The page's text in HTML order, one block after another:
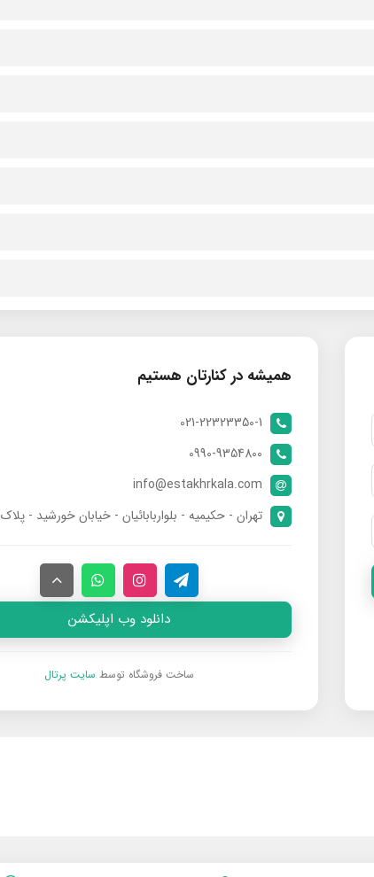
همیشه در کنارتان هستیم
021-22323350-1
0990-9354800
info@estakhrkala.com
تهران - حکیمیه - بلواربابائیان - خیابان خورشید - پلاک ۲۰
دانلود وب اپلیکشن
ساخت فروشگاه توسط سایت پرتال